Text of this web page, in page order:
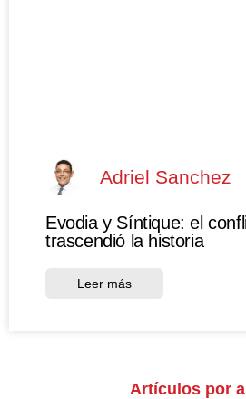
Adriel Sanchez
Evodia y Síntique: el
trascendió la historia
Leer más
Artículos por